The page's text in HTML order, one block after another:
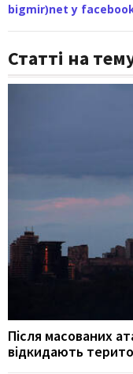
bigmir)net у
Статті на
Після масованих
відкидають